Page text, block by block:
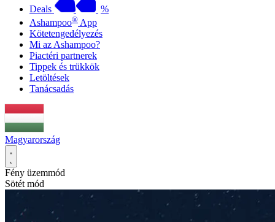
Deals
%
Ashampoo® App
Kötetengedélyezés
Mi az Ashampoo?
Piactéri partnerek
Tippek és trükkök
Letöltések
Tanácsadás
Magyarország
Fény üzemmód
Sötét mód